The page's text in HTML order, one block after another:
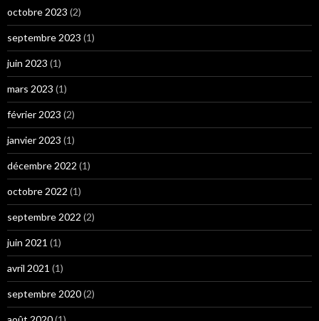
octobre 2023 (2)
septembre 2023 (1)
juin 2023 (1)
mars 2023 (1)
février 2023 (2)
janvier 2023 (1)
décembre 2022 (1)
octobre 2022 (1)
septembre 2022 (2)
juin 2021 (1)
avril 2021 (1)
septembre 2020(2)